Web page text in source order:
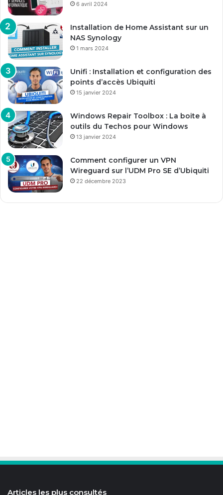
6 avril 2024
Installation de Home Assistant sur un
NAS Synology
1 mars 2024
Unifi : Installation et configuration des
points d’accès Ubiquiti
15 janvier 2024
Windows Repair Toolbox : La boite à
outils du Techos pour Windows
13 janvier 2024
Comment configurer un VPN
Wireguard sur l’UDM Pro SE d’Ubiquiti
22 décembre 2023
Articles les plus consultés